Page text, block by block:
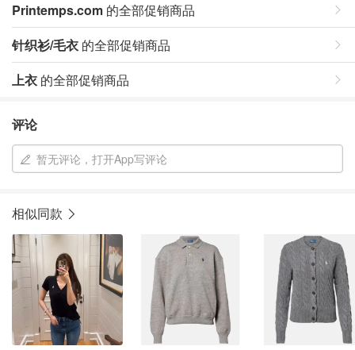
Printemps.com 的全部促销商品
针织衫/毛衣 的全部促销商品
上衣 的全部促销商品
评论
暂无评论，打开App写评论
相似同款